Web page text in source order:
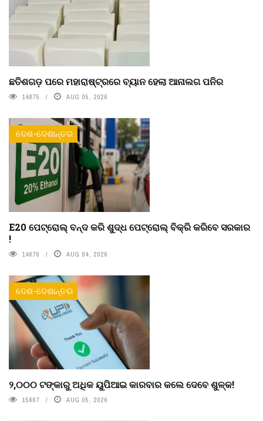
ଛତିଶଗଡ଼ ପରେ ମହାରାଷ୍ଟ୍ରରେ ବ୍ୟାନ ହେଲା ଆନାଲଗ ପନିର
14875 AUG 05, 2026
ଦେଶ-ଦେଶାନ୍ତର
E20 ପେଟ୍ରୋଲ୍ ବନ୍ଦ କରି ଶୁଦ୍ଧ ପେଟ୍ରୋଲ୍ ବିକ୍ରି କରିବେ ସରକାର
!
14676 AUG 04, 2026
ଦେଶ-ଦେଶାନ୍ତର
୨,୦୦୦ ଟଙ୍କାରୁ ଅଧିକ ୟୁପିଆଇ କାରବାର କଲେ ଦେବେ ଶୁଳ୍କ!
15667 AUG 05, 2026